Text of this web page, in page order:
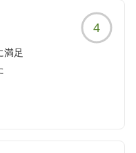
4
満足
voice/5694?